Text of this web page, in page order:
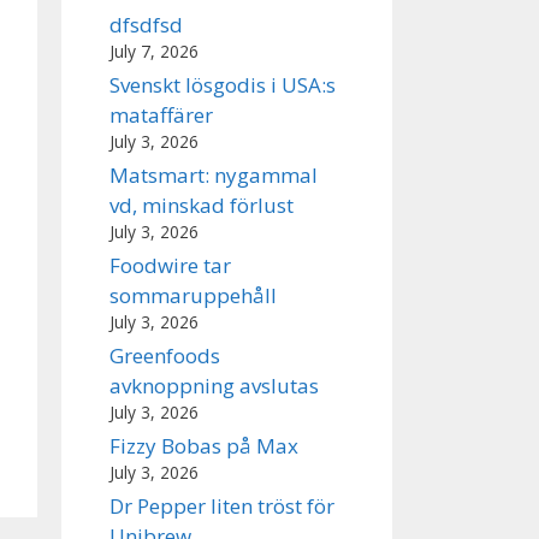
dfsdfsd
July 7, 2026
Svenskt lösgodis i USA:s
mataffärer
July 3, 2026
Matsmart: nygammal
vd, minskad förlust
July 3, 2026
Foodwire tar
sommaruppehåll
July 3, 2026
Greenfoods
avknoppning avslutas
July 3, 2026
Fizzy Bobas på Max
July 3, 2026
Dr Pepper liten tröst för